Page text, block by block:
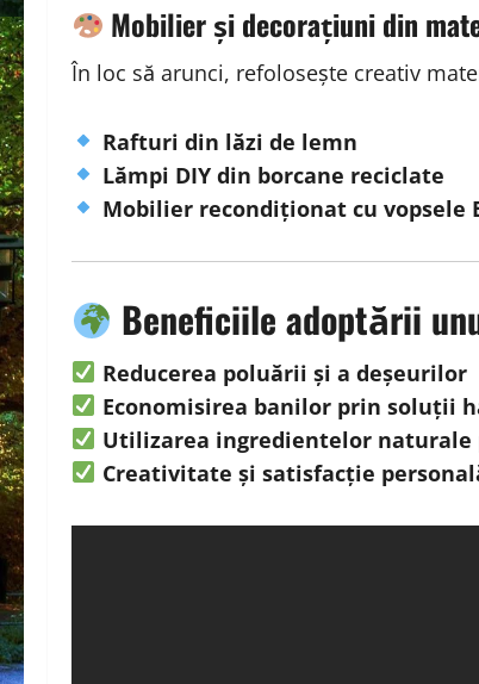
Mobilier și decorațiuni din
În loc să arunci, refolosește creativ
Rafturi din lăzi de lemn
Lămpi DIY din borcane reciclate
Mobilier recondiționat cu vopsele
Beneficiile adoptării
Reducerea poluării și a deșeurilor
Economisirea banilor prin soluții
Utilizarea ingredientelor naturale
Creativitate și satisfacție